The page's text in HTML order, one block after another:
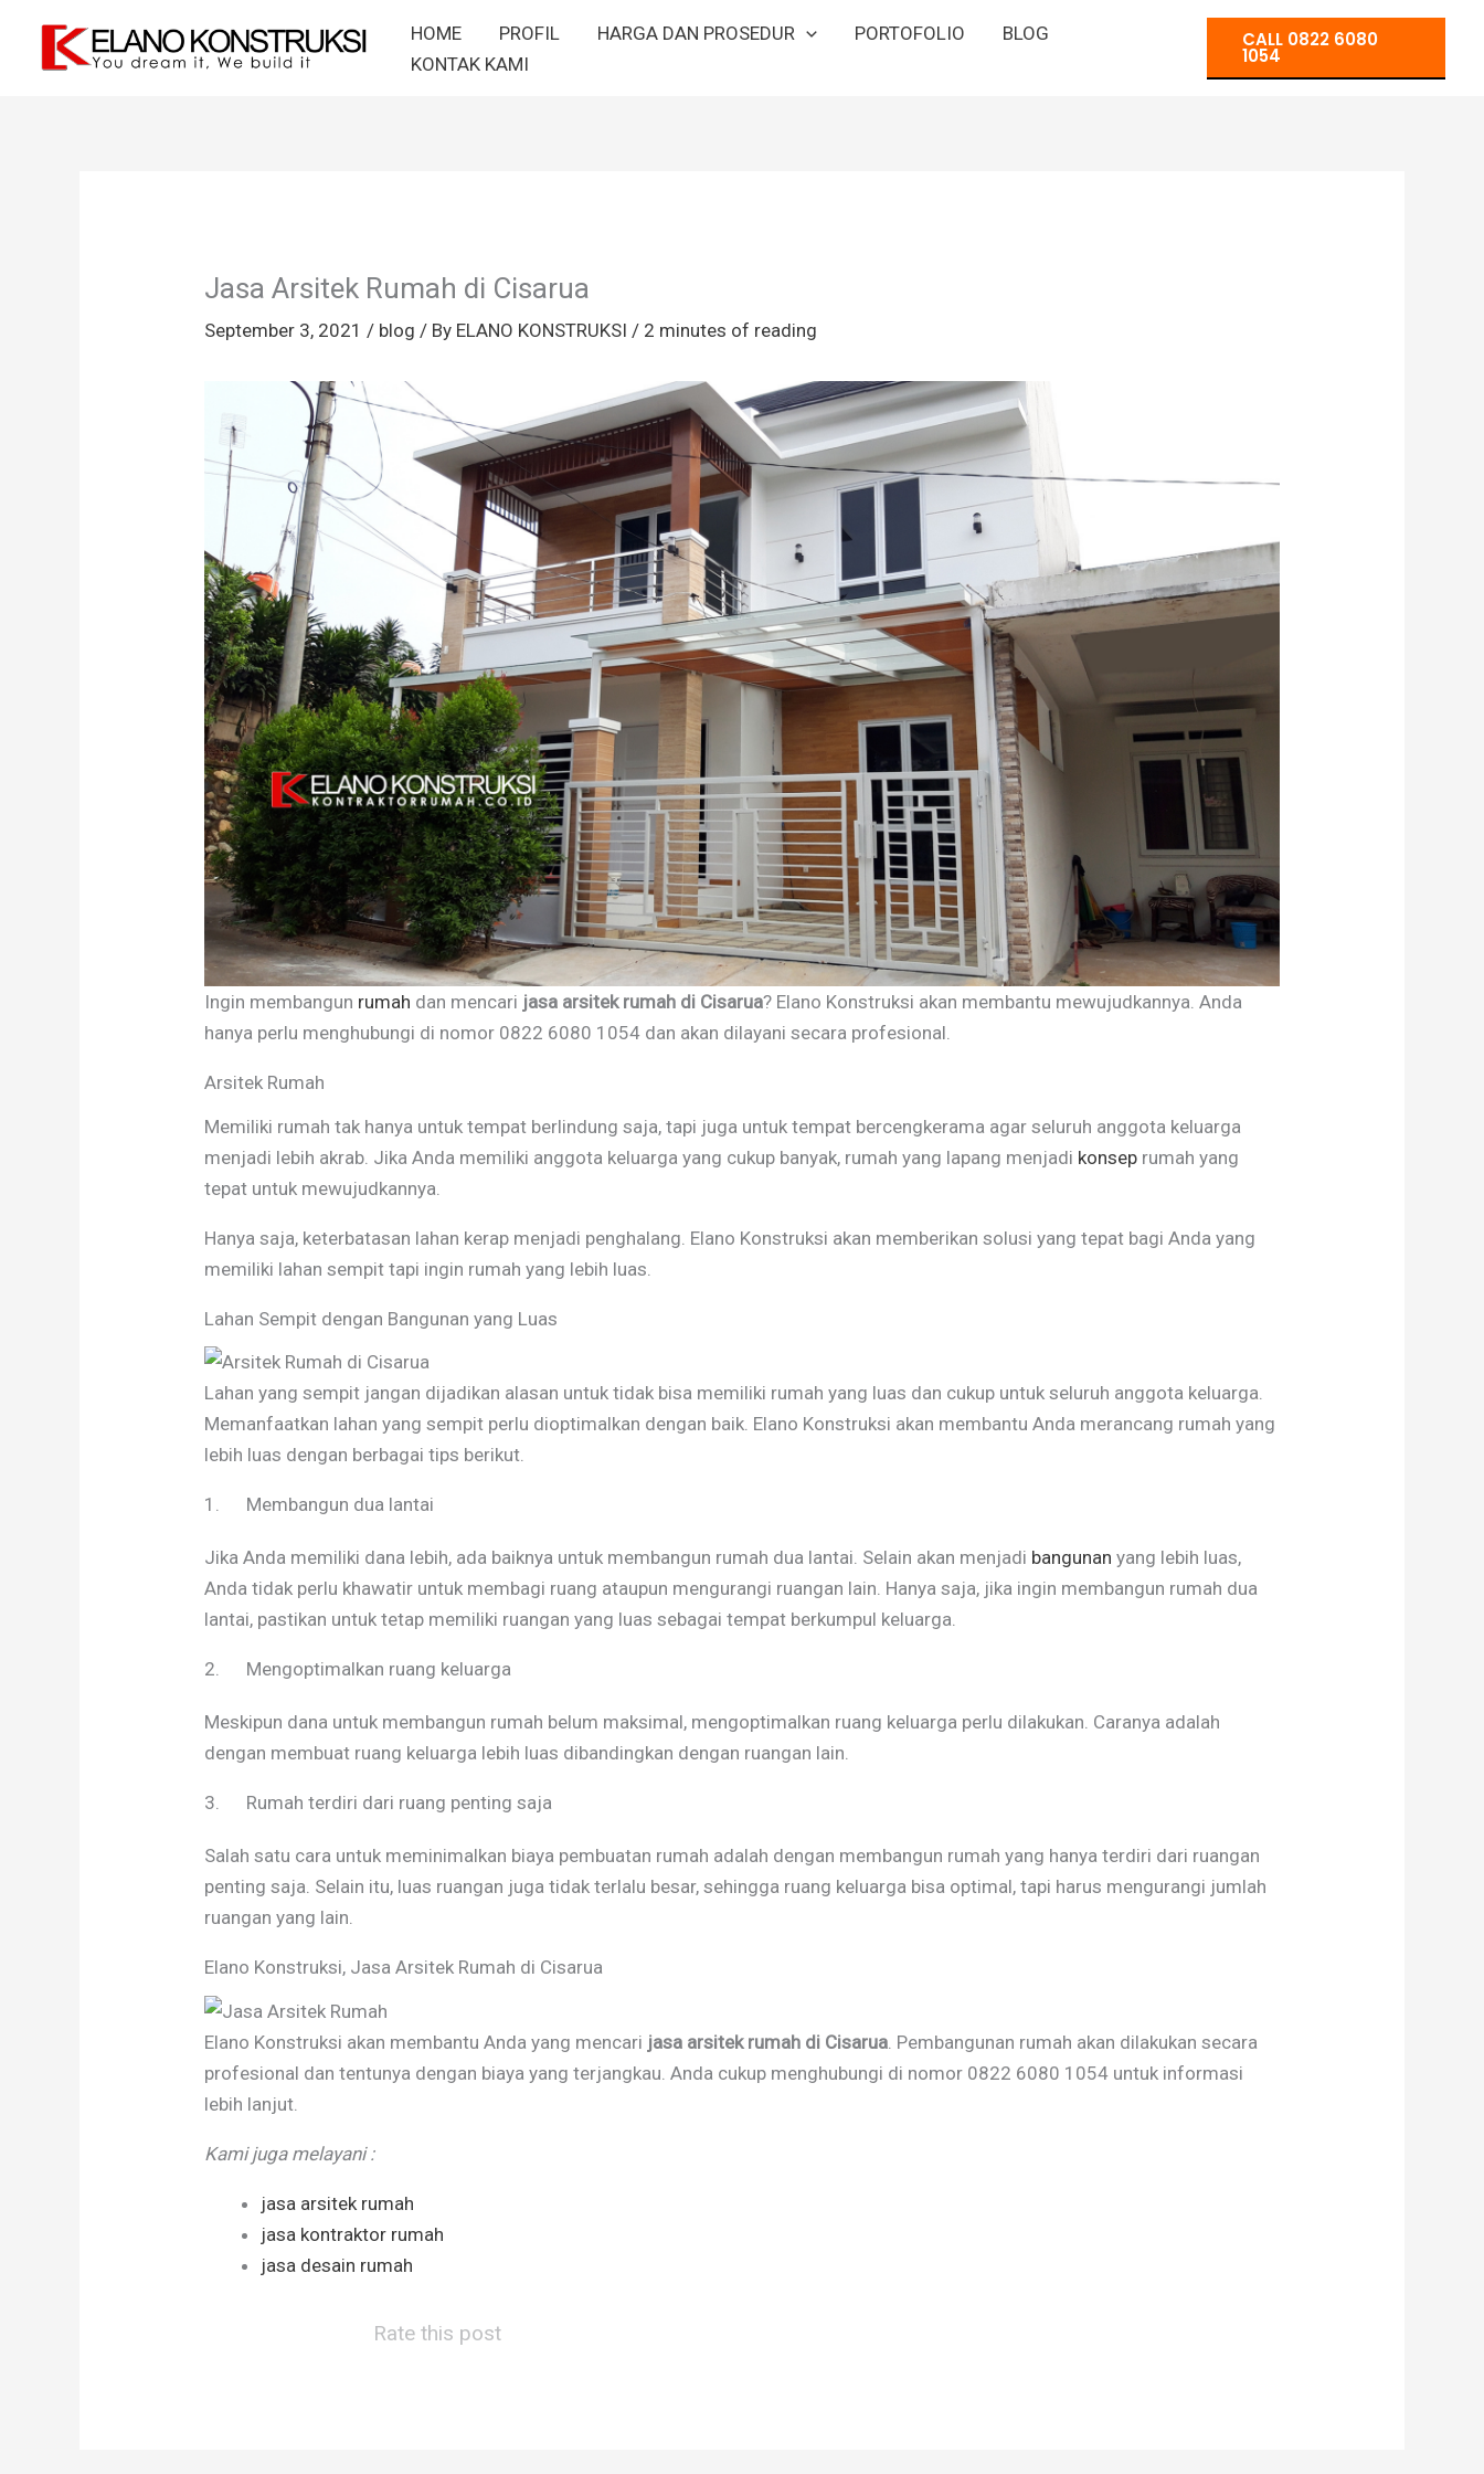
content
HOME PROFIL HARGA DAN PROSEDUR PORTOFOLIO
BLOG
KONTAK KAMI
CALL 0822 6080
1054
Jasa Arsitek Rumah di Cisarua
September 3, 2021/ blog / By ELANO KONSTRUKSI/ 2 minutes of reading
Ingin membangun rumah dan mencari jasa arsitek rumah di Cisarua? Elano Konstruksi akan membantu mewujudkannya. Anda
hanya perlu menghubungi di nomor 0822 6080 1054 dan akan dilayani secara profesional.
Arsitek Rumah
Memiliki rumah tak hanya untuk tempat berlindung saja, tapi juga untuk tempat bercengkerama agar seluruh anggota keluarga
menjadi lebih akrab. Jika Anda memiliki anggota keluarga yang cukup banyak, rumah yang lapang menjadi konsep rumah yang
tepat untuk mewujudkannya.
Hanya saja, keterbatasan lahan kerap menjadi penghalang. Elano Konstruksi akan memberikan solusi yang tepat bagi Anda yang
memiliki lahan sempit tapi ingin rumah yang lebih luas.
Lahan Sempit dengan Bangunan yang Luas
Lahan yang sempit jangan dijadikan alasan untuk tidak bisa memiliki rumah yang luas dan cukup untuk seluruh anggota keluarga.
Memanfaatkan lahan yang sempit perlu dioptimalkan dengan baik. Elano Konstruksi akan membantu Anda merancang rumah yang
lebih luas dengan berbagai tips berikut.
1. Membangun dua lantai
Jika Anda memiliki dana lebih, ada baiknya untuk membangun rumah dua lantai. Selain akan menjadi bangunan yang lebih luas,
Anda tidak perlu khawatir untuk membagi ruang ataupun mengurangi ruangan lain. Hanya saja, jika ingin membangun rumah dua
lantai, pastikan untuk tetap memiliki ruangan yang luas sebagai tempat berkumpul keluarga.
2. Mengoptimalkan ruang keluarga
Meskipun dana untuk membangun rumah belum maksimal, mengoptimalkan ruang keluarga perlu dilakukan. Caranya adalah
dengan membuat ruang keluarga lebih luas dibandingkan dengan ruangan lain.
3. Rumah terdiri dari ruang penting saja
Salah satu cara untuk meminimalkan biaya pembuatan rumah adalah dengan membangun rumah yang hanya terdiri dari ruangan
penting saja. Selain itu, luas ruangan juga tidak terlalu besar, sehingga ruang keluarga bisa optimal, tapi harus mengurangi jumlah
ruangan yang lain.
Elano Konstruksi, Jasa Arsitek Rumah di Cisarua
Elano Konstruksi akan membantu Anda yang mencari jasa arsitek rumah di Cisarua. Pembangunan rumah akan dilakukan secara
profesional dan tentunya dengan biaya yang terjangkau. Anda cukup menghubungi di nomor 0822 6080 1054 untuk informasi
lebih lanjut.
Kami juga melayani :
jasa arsitek rumah
jasa kontraktor rumah
jasa desain rumah
Rate this post